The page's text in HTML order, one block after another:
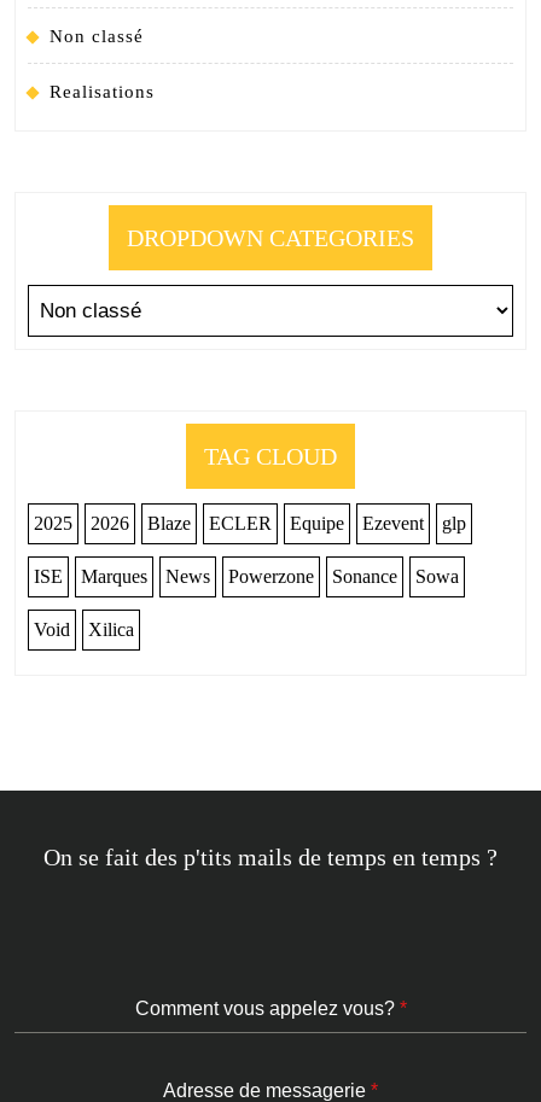
Non classé
Realisations
DROPDOWN CATEGORIES
TAG CLOUD
2025 2026 Blaze ECLER Equipe Ezevent glp
ISE Marques News Powerzone Sonance Sowa
Void Xilica
On se fait des p'tits mails de temps en temps ?
Comment vous appelez vous? *
Adresse de messagerie *